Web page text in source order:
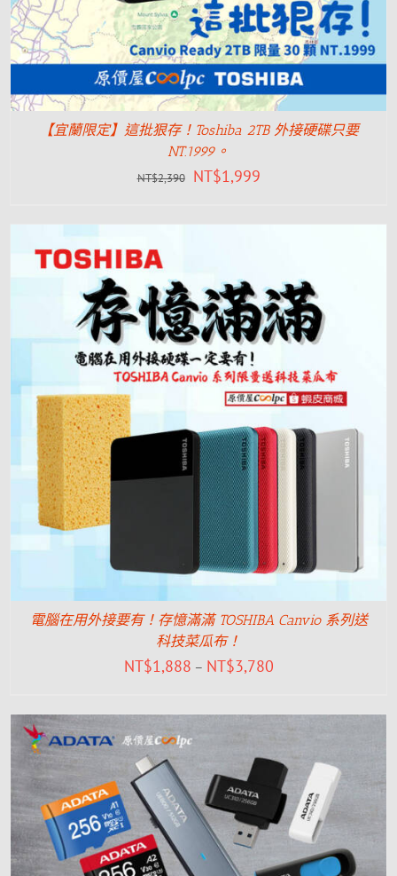
【宜蘭限定】這批狠存！Toshiba 2TB 外接硬碟只要
NT.1999。
NT$2,390 NT$1,999
電腦在用外接要有！存憶滿滿 TOSHIBA Canvio 系列送
科技菜瓜布！
NT$1,888 – NT$3,780